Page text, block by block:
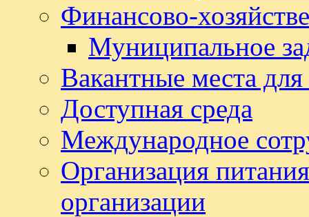
Финансово-
Муниципальное
Вакантные места
Доступная среда
Международное
Организация
организации